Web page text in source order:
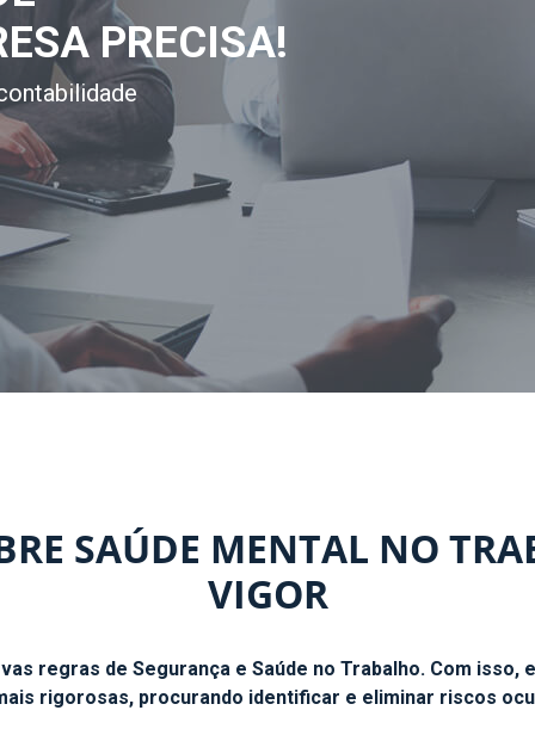
PRECISA!
SAÚDE MENTAL NO
VIGOR
regras de Segurança e Saúde no Trabalho. Com
rigorosas, procurando identificar e eliminar riscos